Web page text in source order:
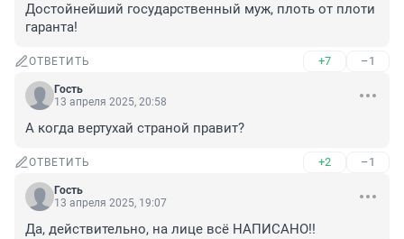
Достойнейший государственный муж, плоть от плоти
гаранта!
ОТВЕТИТЬ +7 –1
Гость
13 апреля 2025, 20:58
А когда вертухай страной правит?
ОТВЕТИТЬ +2 –1
Гость
13 апреля 2025, 19:07
Да, действительно, на лице всё НАПИСАНО!!